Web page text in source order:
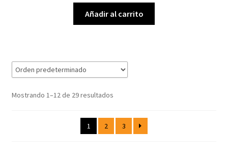
Añadir al carrito
Mostrando 1–12 de 29 resultados
1 2 3